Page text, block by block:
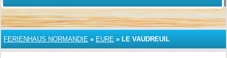
FERIENHAUS NORMANDIE » EURE » LE VAUDREUIL